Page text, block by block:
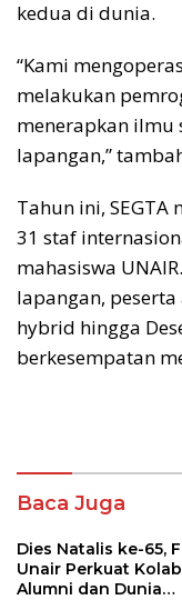
kedua di dunia.
“Kami
melakukan
menerapkan ilmu
lapangan,”
Tahun ini,
31 staf
mahasiswa
lapangan,
hybrid hingga
berkesempatan
Baca Juga
Dies Natalis ke-65,
Unair Perkuat
Alumni dan Dunia